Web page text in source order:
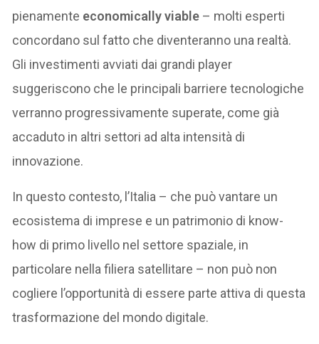
pienamente economically viable – molti esperti
concordano sul fatto che diventeranno una realtà.
Gli investimenti avviati dai grandi player
suggeriscono che le principali barriere tecnologiche
verranno progressivamente superate, come già
accaduto in altri settori ad alta intensità di
innovazione.
In questo contesto, l’Italia – che può vantare un
ecosistema di imprese e un patrimonio di know-
how di primo livello nel settore spaziale, in
particolare nella filiera satellitare – non può non
cogliere l’opportunità di essere parte attiva di questa
trasformazione del mondo digitale.